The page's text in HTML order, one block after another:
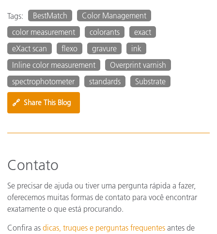
Tags: BestMatch
Color Management
color measurement
colorants
exact
eXact scan
flexo gravure
ink
Inline color measurement
Overprint varnish
spectrophotometer
standards Substrate
🔗 Share This Blog
Contato
Se precisar de ajuda ou tiver uma pergunta rápida a fazer,
oferecemos muitas formas de contato para você encontrar
exatamente o que está procurando.
Confira as dicas, truques e perguntas frequentes antes de